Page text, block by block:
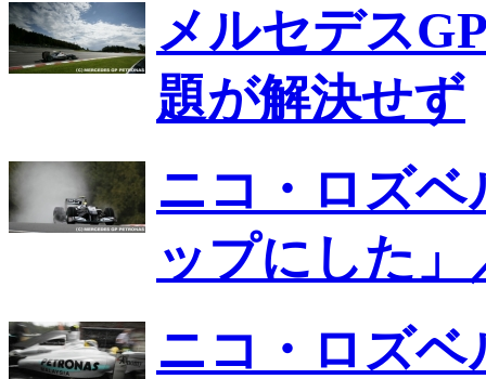
メルセデス
題が解決せず
ニコ・ロズ
ップにした
ニコ・ロズ